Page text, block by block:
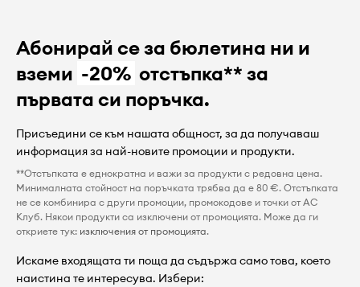
Абонирай се за бюлетина ни и
вземи -20% отстъпка** за
първата си поръчка.
Присъедини се към нашата общност, за да получаваш
информация за най-новите промоции и продукти.
**Отстъпката е еднократна и важи за продукти с редовна цена.
Минималната стойност на поръчката трябва да е 80 €. Отстъпката
не се комбинира с други промоции, промокодове и точки от AC
Клуб. Някои продукти са изключени от промоцията. Може да ги
откриете тук: изключения от промоцията.
Искаме входящата ти поща да съдържа само това, което
наистина те интересува. Избери: